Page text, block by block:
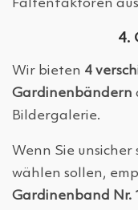
Faltenfaktoren
4.
Wir bieten 4
Gardinenbändern
Bildergalerie.
Wenn Sie
wählen sollen,
Gardinenband Nr. 1